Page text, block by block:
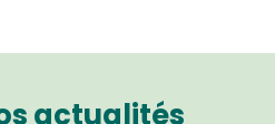
actualités